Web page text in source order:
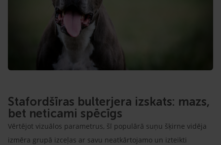
Stafordšīras bulterjera izskats: mazs,
bet neticami spēcīgs
Vērtējot vizuālos parametrus, šī populārā suņu šķirne vidēja
izmēra grupā izceļas ar savu neatkārtojamo un izteikti